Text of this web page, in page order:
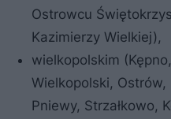
Ostrowcu
Kazimierzy Wielkiej),
wielkopolskim
Wielkopolski, Ostrów,
Pniewy, Strzałkowo,